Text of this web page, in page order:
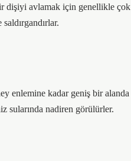
dişiyi avlamak için genellikle çok
enlemine kadar geniş bir alanda
sularında nadiren görülürler.